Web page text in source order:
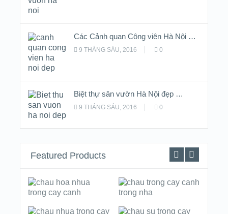
Các Cảnh quan Công viên Hà Nội …
9 THÁNG SÁU, 2016 0
Biệt thự sân vườn Hà Nội đẹp …
9 THÁNG SÁU, 2016 0
Featured Products